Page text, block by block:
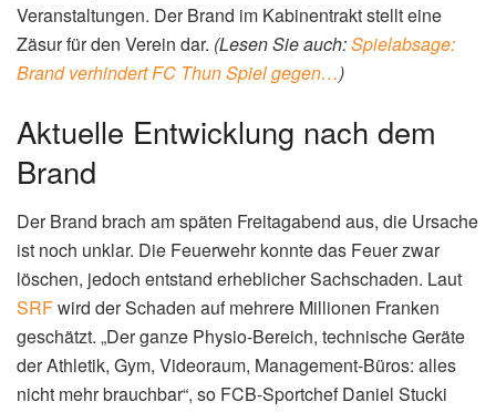
Veranstaltungen. Der Brand im Kabinentrakt stellt eine
Zäsur für den Verein dar. (Lesen Sie auch:Spielabsage:
Brand verhindert FC Thun Spiel gegen…)
Aktuelle Entwicklung nach dem
Brand
Der Brand brach am späten Freitagabend aus, die Ursache
ist noch unklar. Die Feuerwehr konnte das Feuer zwar
löschen, jedoch entstand erheblicher Sachschaden. Laut
SRFwird der Schaden auf mehrere Millionen Franken
geschätzt. „Der ganze Physio-Bereich, technische Geräte
der Athletik, Gym, Videoraum, Management-Büros: alles
nicht mehr brauchbar“, so FCB-Sportchef Daniel Stucki